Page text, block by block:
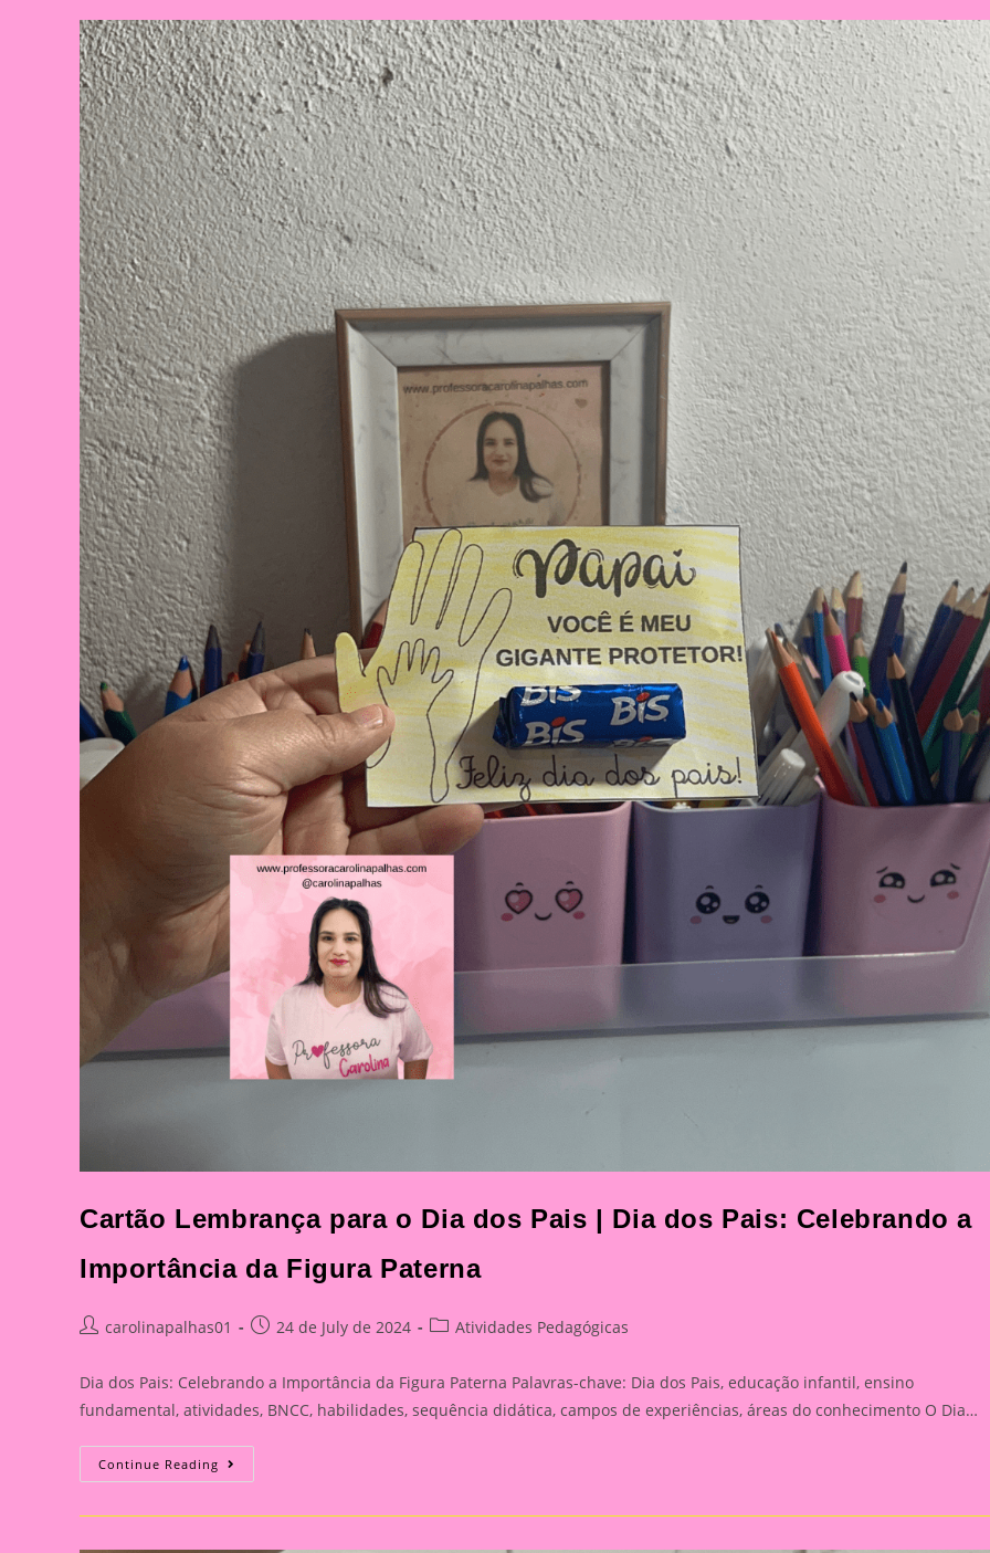
Dia
Dos
Pais:
Celebração
E
Aprendizado
Na
Educação
Infantil
E
Fundamental
Cartão Lembrança para o Dia dos Pais | Dia dos Pais: Celebrando a
Importância da Figura Paterna
Postcarolinapalhas01
Post24 de July de 2024
PostAtividades Pedagógicas
Dia dos Pais: Celebrando a Importância da Figura Paterna Palavras-chave: Dia dos Pais, educação infantil, ensino
fundamental, atividades, BNCC, habilidades, sequência didática, campos de experiências, áreas do conhecimento O Dia…
Continue Reading Cartão
Lembrança